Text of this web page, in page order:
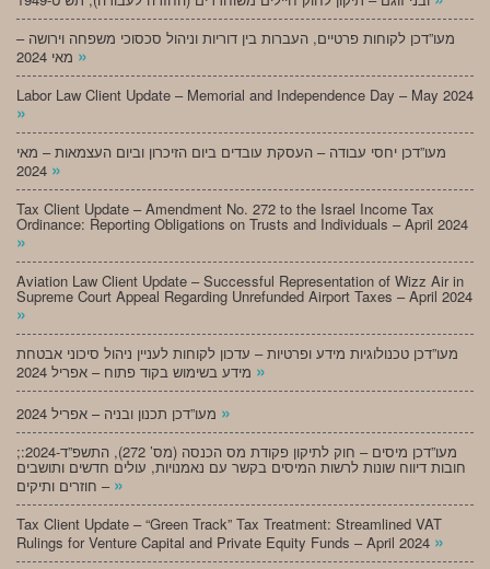
מעו”דכן לקוחות פרטיים, העברות בין דוריות וניהול סכסוכי משפחה וירושה –
»
Labor Law Client Update – Memorial and Independence Day – May 2024
»
מעו”דכן יחסי עבודה – העסקת עובדים ביום הזיכרון וביום העצמאות – מאי
»
Tax Client Update – Amendment No. 272 to the Israel Income Tax
Ordinance: Reporting Obligations on Trusts and Individuals – April 2024
»
Aviation Law Client Update – Successful Representation of Wizz Air in
Supreme Court Appeal Regarding Unrefunded Airport Taxes – April 2024
»
מעו”דכן טכנולוגיות מידע ופרטיות – עדכון לקוחות לעניין ניהול סיכוני אבטחת
»
»
;מעו”דכן מיסים – חוק לתיקון פקודת מס הכנסה (מס’ 272), התשפ”ד-2024:
חובות דיווח שונות לרשות המיסים בקשר עם נאמנויות, עולים חדשים ותושבים
חוזרים ותיקים – »
Tax Client Update – “Green Track” Tax Treatment: Streamlined VAT
Rulings for Venture Capital and Private Equity Funds – April 2024 »